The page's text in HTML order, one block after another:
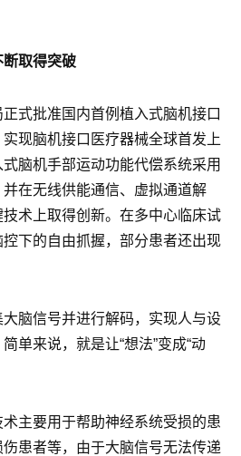
取得突破
式批准国内首例植入式脑机接口
现脑机接口医疗器械全球首发上
脑机手部运动功能代偿系统采用
在无线供能通信、虚拟通道解
术上取得创新。在多中心临床试
下的自由抓握，部分患者还出现
脑信号并进行解码，实现人与设
单来说，就是让“想法”变成“动
主要用于帮助神经系统受损的患
患者等，由于大脑信号无法传递